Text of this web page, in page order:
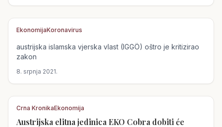
Austrija
EkonomijaKoronavirus
austrijska islamska vjerska vlast (IGGÖ) oštro je kritizirao
zakon
8. srpnja 2021.
Crna KronikaEkonomija
Austrijska elitna jedinica EKO Cobra dobiti će